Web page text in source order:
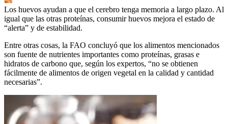
Los huevos ayudan a que el cerebro tenga memoria a largo plazo. Al
igual que las otras proteínas, consumir huevos mejora el estado de
“alerta” y de estabilidad.
Entre otras cosas, la FAO concluyó que los alimentos mencionados
son fuente de nutrientes importantes como proteínas, grasas e
hidratos de carbono que, según los expertos, “no se obtienen
fácilmente de alimentos de origen vegetal en la calidad y cantidad
necesarias”.